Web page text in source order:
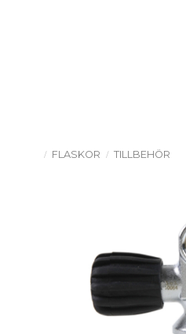
FLASKOR TILLBEHÖR